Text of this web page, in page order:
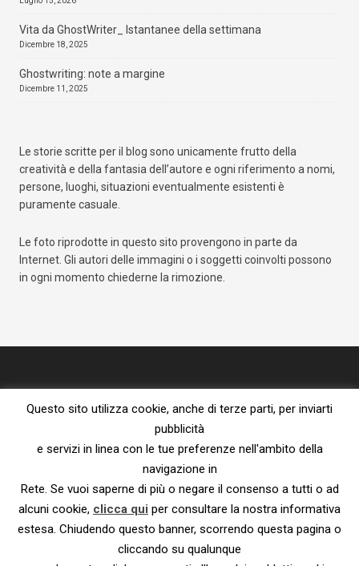
Vita da GhostWriter_ Istantanee della settimana
Dicembre 18, 2025
Ghostwriting: note a margine
Dicembre 11, 2025
Le storie scritte per il blog sono unicamente frutto della
creatività e della fantasia dell’autore e ogni riferimento a nomi,
persone, luoghi, situazioni eventualmente esistenti è
puramente casuale.
Le foto riprodotte in questo sito provengono in parte da
Internet. Gli autori delle immagini o i soggetti coinvolti possono
in ogni momento chiederne la rimozione.
Proprietà letteraria riservata – vietata la riproduzione senza l’espresso
consenso dell’autore.
Privacy Policy e Cookie Policy
Informativa ai sensi del Reg. UE
© 2023 – Susanna De Ciechi.
Questo sito utilizza cookie, anche di terze parti, per inviarti
pubblicità
e servizi in linea con le tue preferenze nell'ambito della
navigazione in
Rete. Se vuoi saperne di più o negare il consenso a tutti o ad
alcuni cookie, clicca qui per consultare la nostra informativa
estesa. Chiudendo questo banner, scorrendo questa pagina o
cliccando su qualunque